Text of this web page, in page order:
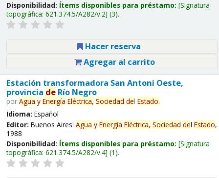
Disponibilidad: Ítems disponibles para préstamo: Signatura
topográfica: 621.374.5/A282/v.2 (3).
Hacer reserva
Agregar al carrito
Estación transformadora San Antoni Oeste,
provincia deRío Negro
por Agua y Energía Eléctrica, Sociedad del Estado.
Idioma: Español
Editor: Buenos Aires: Agua y Energía Eléctrica, Sociedad del Estado,
1988
Disponibilidad: Ítems disponibles para préstamo: Signatura
topográfica: 621.374.5/A282/v.4 (1).